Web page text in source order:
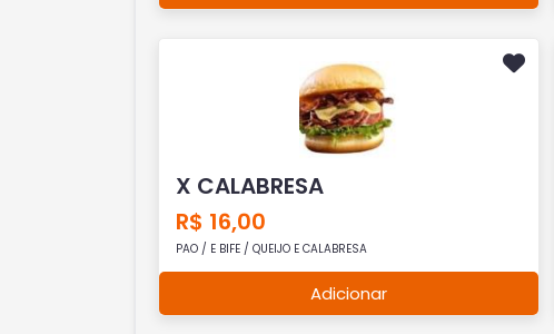
X CALABRESA
R$ 16,00
PAO / E BIFE / QUEIJO E CALABRESA
Adicionar